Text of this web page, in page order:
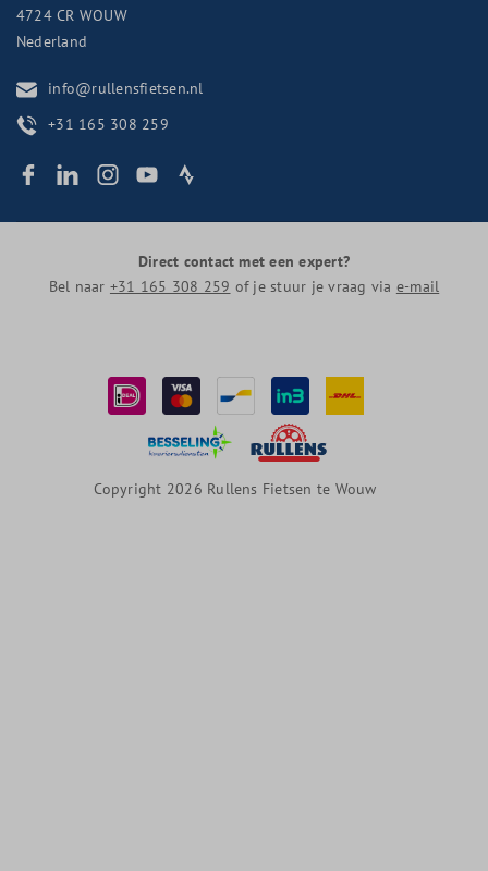
4724 CR WOUW
Nederland
info@rullensfietsen.nl
+31 165 308 259
Direct contact met een expert?
Bel naar +31 165 308 259 of je stuur je vraag via e-mail
Copyright 2026 Rullens Fietsen te Wouw